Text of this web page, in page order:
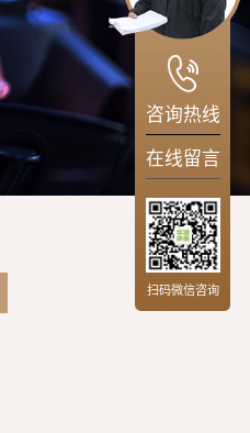
咨询热线
在线留言
扫码微信咨询